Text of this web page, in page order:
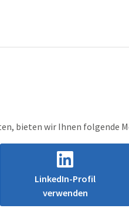
bieten wir Ihnen folgende
LinkedIn-Profil
verwenden